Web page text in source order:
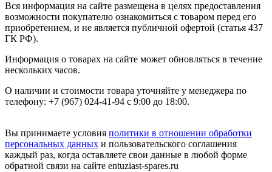
Вся информация на сайте размещена в целях предоставления
возможности покупателю ознакомиться с товаром перед его
приобретением, и не является публичной офертой (статья 437
ГК РФ).
Информация о товарах на сайте может обновляться в течение
нескольких часов.
О наличии и стоимости товара уточняйте у менеджера по
телефону: +7 (967) 024-41-94 с 9:00 до 18:00.
Вы принимаете условия политики в отношении обработки
персональных данных и пользовательского соглашения
каждый раз, когда оставляете свои данные в любой форме
обратной связи на сайте entuziast-spares.ru